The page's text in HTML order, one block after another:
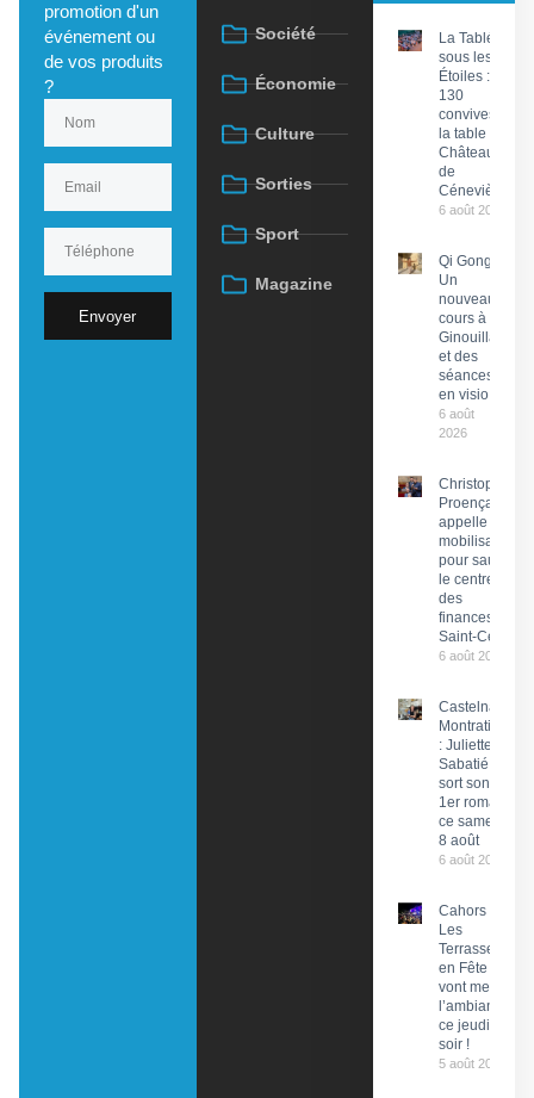
promotion d'un
événement ou
de vos produits
?
Envoyer
Société
Économie
Culture
Sorties
Sport
Magazine
La Tablée
sous les
Étoiles :
130
convives à
la table du
Château
de
Cénevières
6 août 2026
Qi Gong :
Un
nouveau
cours à
Ginouillac
et des
séances
en visio
6 août
2026
Christophe
Proença
appelle à la
mobilisation
pour sauver
le centre
des
finances de
Saint-Céré
6 août 2026
Castelnau-
Montratier
: Juliette
Sabatié
sort son
1er roman
ce samedi
8 août
6 août 2026
Cahors :
Les
Terrasses
en Fête
vont mettre
l’ambiance
ce jeudi
soir !
5 août 2026